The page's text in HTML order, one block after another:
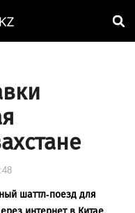
шаттл-поезд для